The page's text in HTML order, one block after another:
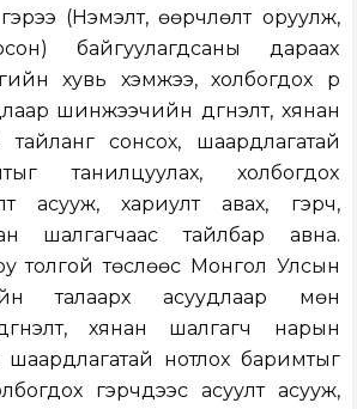
гэрээ (Нэмэлт, өөрчлөлт оруулж,
байгуулагдсаны дараах
хувь хэмжээ, холбогдох үр
шинжээчийн дүгнэлт, хянан
сонсох, шаардлагатай
танилцуулах, холбогдох
асууж, хариулт авах, гэрч,
шалгагчаас тайлбар авна.
толгой төслөөс Монгол Улсын
талаарх асуудлаар мөн
хянан шалгагч нарын
шаардлагатай нотлох баримтыг
гэрчүүдээс асуулт асууж,